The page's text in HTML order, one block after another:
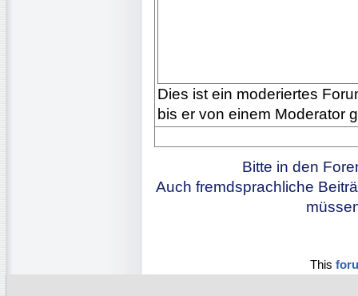
Dies ist ein moderiertes
bis er von einem Moderator
Bitte in den
Auch fremdsprachliche
This